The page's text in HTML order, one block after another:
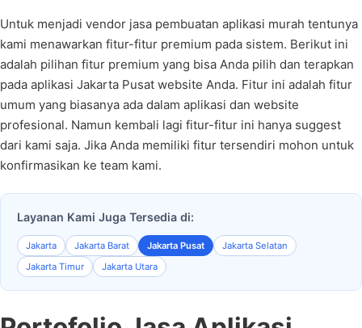
Untuk menjadi vendor jasa pembuatan aplikasi murah tentunya
kami menawarkan fitur-fitur premium pada sistem. Berikut ini
adalah pilihan fitur premium yang bisa Anda pilih dan terapkan
pada aplikasi Jakarta Pusat website Anda. Fitur ini adalah fitur
umum yang biasanya ada dalam aplikasi dan website
profesional. Namun kembali lagi fitur-fitur ini hanya suggest
dari kami saja. Jika Anda memiliki fitur tersendiri mohon untuk
konfirmasikan ke team kami.
Layanan Kami Juga Tersedia di:
Jakarta Jakarta Barat Jakarta Pusat
Jakarta Selatan
Jakarta Timur
Jakarta Utara